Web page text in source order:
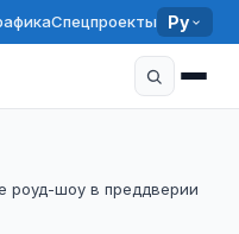
Спецпроекты Ру
роуд-шоу в преддверии